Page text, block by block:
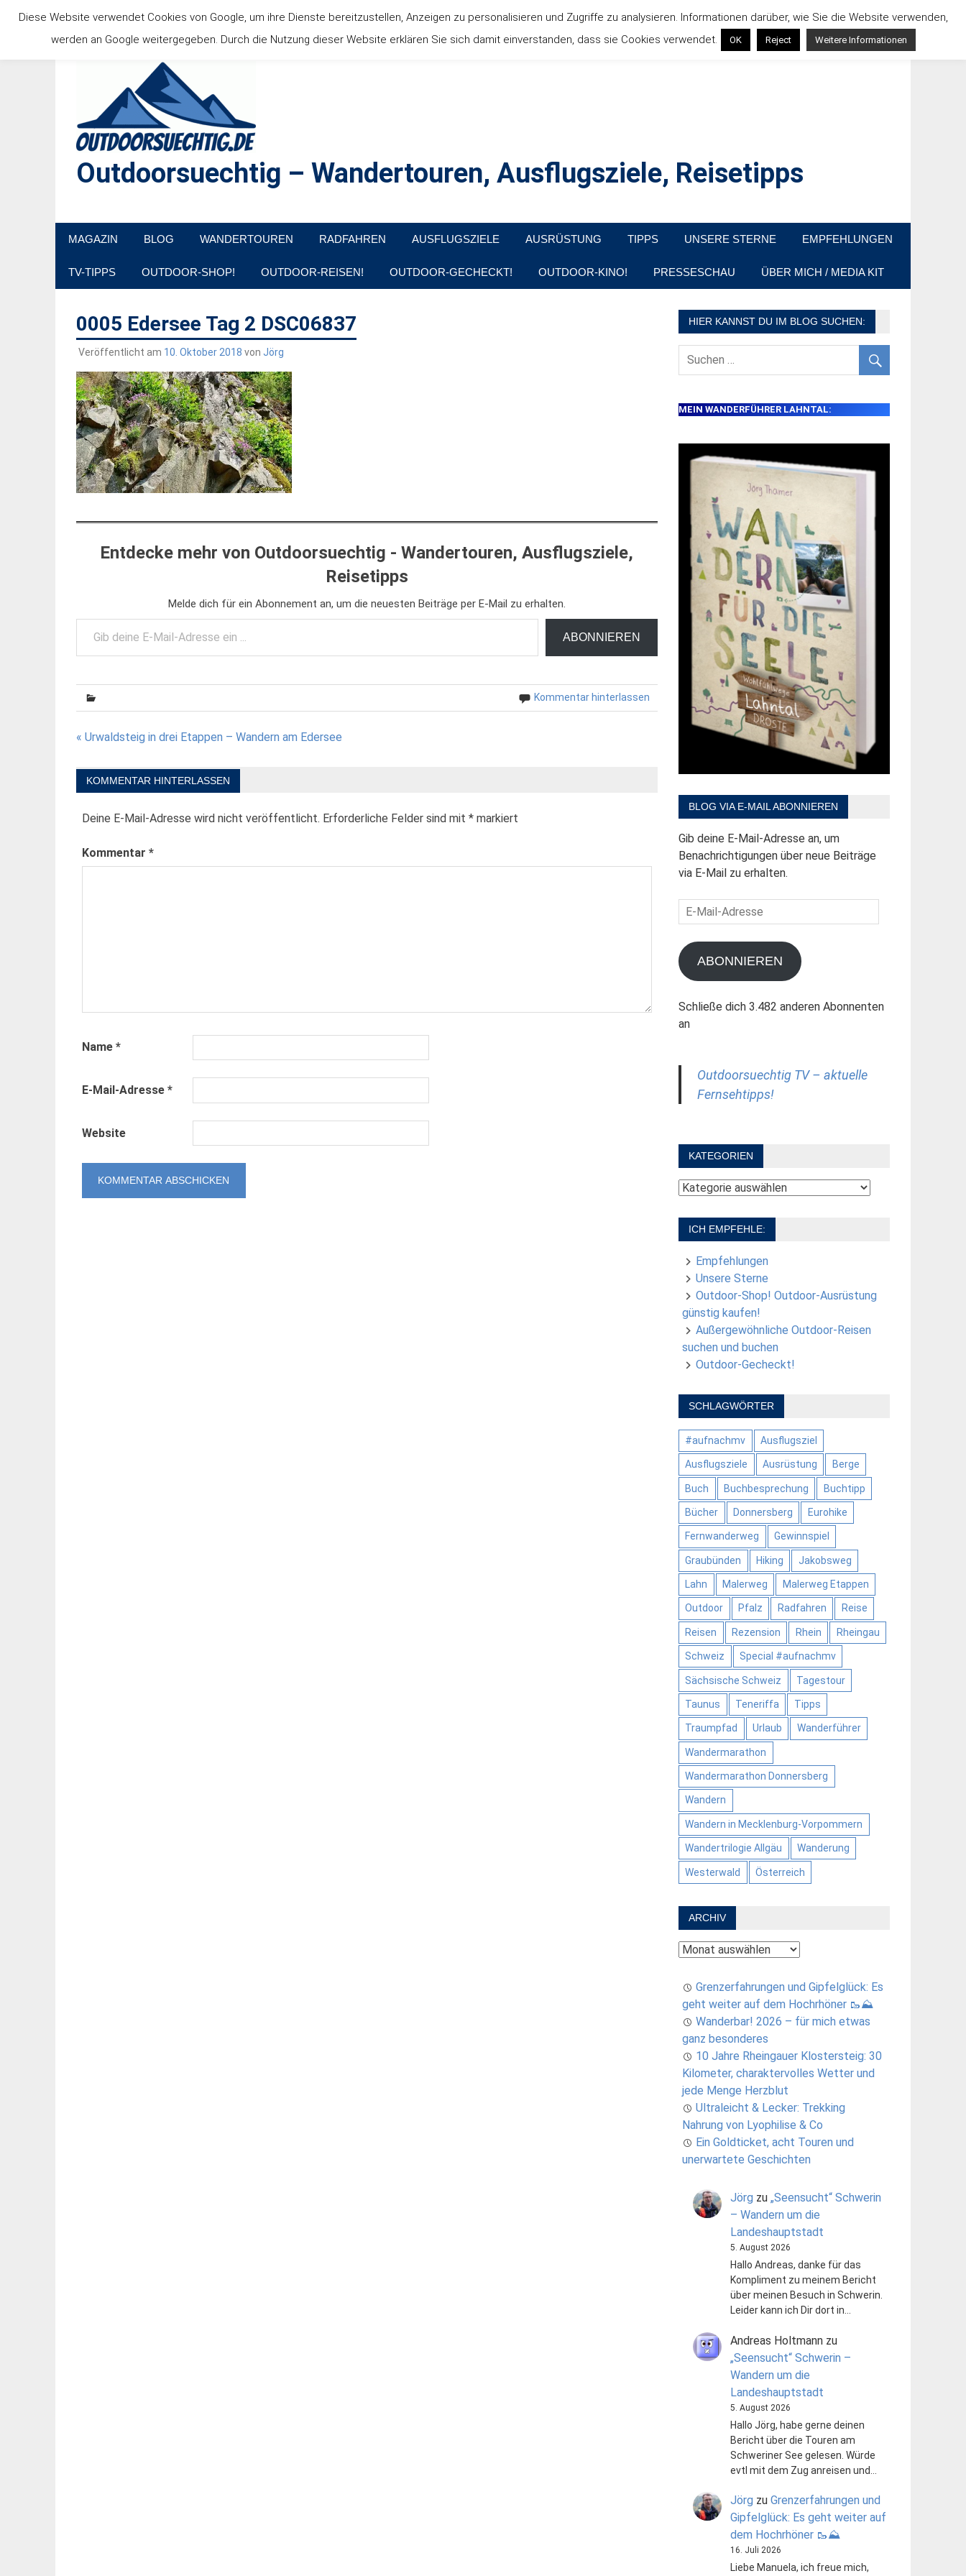
Inhalt
springen
Outdoorsuechtig – Wandertouren, Ausflugsziele, Reisetipps
MAGAZIN BLOG WANDERTOUREN RADFAHREN AUSFLUGSZIELE AUSRÜSTUNG TIPPS UNSERE STERNE EMPFEHLUNGEN
TV-TIPPS OUTDOOR-SHOP! OUTDOOR-REISEN! OUTDOOR-GECHECKT! OUTDOOR-KINO! PRESSESCHAU ÜBER MICH / MEDIA KIT
0005 Edersee Tag 2 DSC06837
Veröffentlicht am 10. Oktober 2018 von Jörg
Entdecke mehr von Outdoorsuechtig - Wandertouren, Ausflugsziele,
Reisetipps
Melde dich für ein Abonnement an, um die neuesten Beiträge per E-Mail zu erhalten.
Gib deine E-Mail-Adresse ein ...
ABONNIEREN
Kommentar hinterlassen
Beitragsnavigation
« Urwaldsteig in drei Etappen – Wandern am Edersee
KOMMENTAR HINTERLASSEN
Deine E-Mail-Adresse wird nicht veröffentlicht. Erforderliche Felder sind mit *markiert
Kommentar *
Name *
E-Mail-Adresse *
Website
HIER KANNST DU IM BLOG SUCHEN:
MEIN WANDERFÜHRER LAHNTAL:
BLOG VIA E-MAIL ABONNIEREN
Gib deine E-Mail-Adresse an, um
Benachrichtigungen über neue Beiträge
via E-Mail zu erhalten.
E-
Mail-
Adresse
ABONNIEREN
Schließe dich 3.482 anderen Abonnenten
an
Outdoorsuechtig TV – aktuelle
Fernsehtipps!
KATEGORIEN
Kategorien
ICH EMPFEHLE:
Empfehlungen
Unsere Sterne
Outdoor-Shop! Outdoor-Ausrüstung
günstig kaufen!
Außergewöhnliche Outdoor-Reisen
suchen und buchen
Outdoor-Gecheckt!
SCHLAGWÖRTER
#aufnachmv Ausflugsziel
Ausflugsziele Ausrüstung Berge
Buch Buchbesprechung Buchtipp
Bücher Donnersberg Eurohike
Fernwanderweg Gewinnspiel
Graubünden Hiking Jakobsweg
Lahn Malerweg Malerweg Etappen
Outdoor Pfalz Radfahren Reise
Reisen Rezension Rhein Rheingau
Schweiz Special #aufnachmv
Sächsische Schweiz Tagestour
Taunus Teneriffa Tipps
Traumpfad Urlaub Wanderführer
Wandermarathon
Wandermarathon Donnersberg
Wandern
Wandern in Mecklenburg-Vorpommern
Wandertrilogie Allgäu Wanderung
Westerwald Österreich
ARCHIV
Archiv
Grenzerfahrungen und Gipfelglück: Es
geht weiter auf dem Hochrhöner 🥾⛰️
Wanderbar! 2026 – für mich etwas
ganz besonderes
10 Jahre Rheingauer Klostersteig: 30
Kilometer, charaktervolles Wetter und
jede Menge Herzblut
Ultraleicht & Lecker: Trekking
Nahrung von Lyophilise & Co
Ein Goldticket, acht Touren und
unerwartete Geschichten
Jörg zu „Seensucht“ Schwerin
– Wandern um die
Landeshauptstadt
5. August 2026
Hallo Andreas, danke für das
Kompliment zu meinem Bericht
über meinen Besuch in Schwerin.
Leider kann ich Dir dort in…
Andreas Holtmannzu
„Seensucht“ Schwerin –
Wandern um die
Landeshauptstadt
5. August 2026
Hallo Jörg, habe gerne deinen
Bericht über die Touren am
Schweriner See gelesen. Würde
evtl mit dem Zug anreisen und…
Jörg zu Grenzerfahrungen und
Gipfelglück: Es geht weiter auf
dem Hochrhöner 🥾⛰️
16. Juli 2026
Liebe Manuela, ich freue mich,
Diese Website verwendet Cookies von Google, um ihre Dienste bereitzustellen, Anzeigen zu personalisieren und Zugriffe zu analysieren. Informationen darüber, wie Sie die Website verwenden,
werden an Google weitergegeben. Durch die Nutzung dieser Website erklären Sie sich damit einverstanden, dass sie Cookies verwendet.
OK Reject Weitere Informationen